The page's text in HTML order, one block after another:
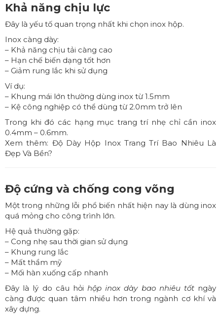
Khả năng chịu lực
Đây là yếu tố quan trọng nhất khi chọn inox hộp.
Inox càng dày:
– Khả năng chịu tải càng cao
– Hạn chế biến dạng tốt hơn
– Giảm rung lắc khi sử dụng
Ví dụ:
– Khung mái lớn thường dùng inox từ 1.5mm
– Kệ công nghiệp có thể dùng từ 2.0mm trở lên
Trong khi đó các hạng mục trang trí nhẹ chỉ cần inox
0.4mm – 0.6mm.
Xem thêm: Độ Dày Hộp Inox Trang Trí Bao Nhiêu Là
Đẹp Và Bền?
Độ cứng và chống cong võng
Một trong những lỗi phổ biến nhất hiện nay là dùng inox
quá mỏng cho công trình lớn.
Hệ quả thường gặp:
– Cong nhẹ sau thời gian sử dụng
– Khung rung lắc
– Mất thẩm mỹ
– Mối hàn xuống cấp nhanh
Đây là lý do câu hỏi hộp inox dày bao nhiêu tốtngày
càng được quan tâm nhiều hơn trong ngành cơ khí và
xây dựng.